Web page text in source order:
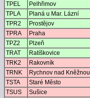
TPEL
Pelhřimov
TPLA
Planá u Mar. Lázní
TPR2
Prostějov
TPRA
Praha
TPZ2
Plzeň
TRAT
Ratíškovice
TRK2
Rakovník
TRNK
Rychnov nad Kněžnou
TSTA
Staré Město
TSUS
Sušice